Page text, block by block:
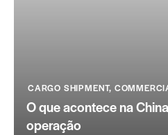
CARGO SHIPMENT,
O que acontece na
operação